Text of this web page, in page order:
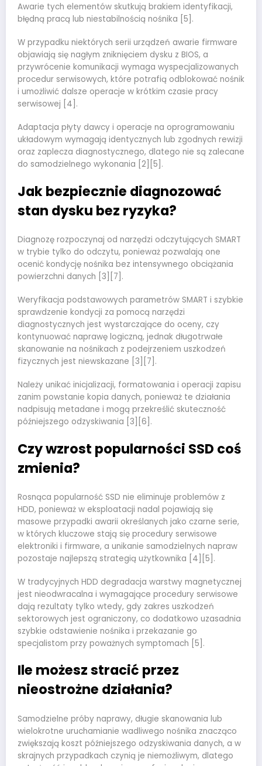
Awarie tych elementów skutkują brakiem identyfikacji,
błędną pracą lub niestabilnością nośnika [5].
W przypadku niektórych serii urządzeń awarie firmware
objawiają się nagłym zniknięciem dysku z BIOS, a
przywrócenie komunikacji wymaga wyspecjalizowanych
procedur serwisowych, które potrafią odblokować nośnik
i umożliwić dalsze operacje w krótkim czasie pracy
serwisowej [4].
Adaptacja płyty dawcy i operacje na oprogramowaniu
układowym wymagają identycznych lub zgodnych rewizji
oraz zaplecza diagnostycznego, dlatego nie są zalecane
do samodzielnego wykonania [2][5].
Jak bezpiecznie diagnozować
stan dysku bez ryzyka?
Diagnozę rozpoczynaj od narzędzi odczytujących SMART
w trybie tylko do odczytu, ponieważ pozwalają one
ocenić kondycję nośnika bez intensywnego obciążania
powierzchni danych [3][7].
Weryfikacja podstawowych parametrów SMART i szybkie
sprawdzenie kondycji za pomocą narzędzi
diagnostycznych jest wystarczające do oceny, czy
kontynuować naprawę logiczną, jednak długotrwałe
skanowanie na nośnikach z podejrzeniem uszkodzeń
fizycznych jest niewskazane [3][7].
Należy unikać inicjalizacji, formatowania i operacji zapisu
zanim powstanie kopia danych, ponieważ te działania
nadpisują metadane i mogą przekreślić skuteczność
późniejszego odzyskiwania [3][6].
Czy wzrost popularności SSD coś
zmienia?
Rosnąca popularność SSD nie eliminuje problemów z
HDD, ponieważ w eksploatacji nadal pojawiają się
masowe przypadki awarii określanych jako czarne serie,
w których kluczowe stają się procedury serwisowe
elektroniki i firmware, a unikanie samodzielnych napraw
pozostaje najlepszą strategią użytkownika [4][5].
W tradycyjnych HDD degradacja warstwy magnetycznej
jest nieodwracalna i wymagające procedury serwisowe
dają rezultaty tylko wtedy, gdy zakres uszkodzeń
sektorowych jest ograniczony, co dodatkowo uzasadnia
szybkie odstawienie nośnika i przekazanie go
specjalistom przy poważnych symptomach [5].
Ile możesz stracić przez
nieostrożne działania?
Samodzielne próby naprawy, długie skanowania lub
wielokrotne uruchamianie wadliwego nośnika znacząco
zwiększają koszt późniejszego odzyskiwania danych, a w
skrajnych przypadkach czynią je niemożliwym, dlatego